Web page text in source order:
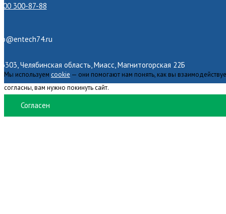
300-87-88
Челябинская область, Миасс, Магнитогорская 22Б
Мы используем cookie — они помогают нам понять, как вы
согласны, вам нужно покинуть сайт.
Согласен